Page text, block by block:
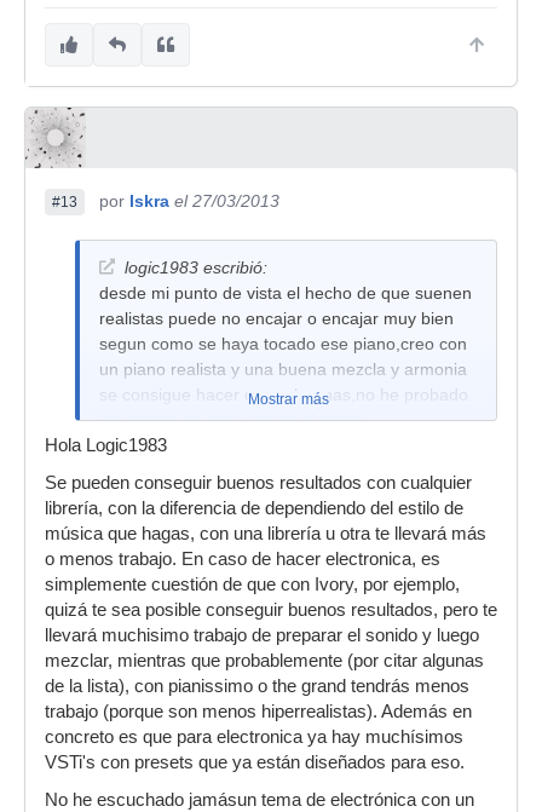
#13 por Iskra el 27/03/2013
logic1983 escribió:
desde mi punto de vista el hecho de que suenen
realistas puede no encajar o encajar muy bien
segun como se haya tocado ese piano,creo con
un piano realista y una buena mezcla y armonia
se consigue hacer cosas buenas,no he probado
los pianos de east west ni el fazioli
Mostrar más
Hola Logic1983
Se pueden conseguir buenos resultados con cualquier
librería, con la diferencia de dependiendo del estilo de
música que hagas, con una librería u otra te llevará más
o menos trabajo. En caso de hacer electronica, es
simplemente cuestión de que con Ivory, por ejemplo,
quizá te sea posible conseguir buenos resultados, pero te
llevará muchisimo trabajo de preparar el sonido y luego
mezclar, mientras que probablemente (por citar algunas
de la lista), con pianissimo o the grand tendrás menos
trabajo (porque son menos hiperrealistas). Además en
concreto es que para electronica ya hay muchísimos
VSTi's con presets que ya están diseñados para eso.
No he escuchado jamásun tema de electrónica con un